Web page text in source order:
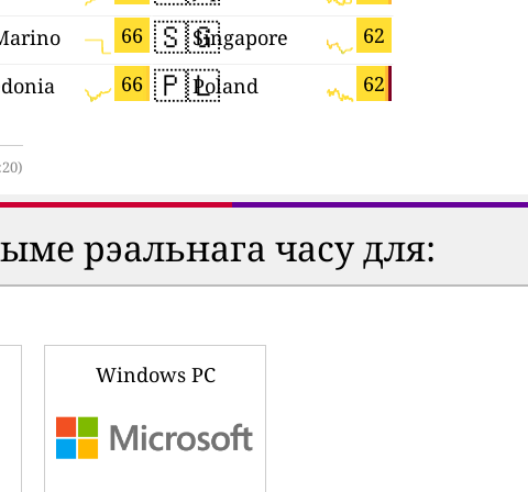
66
66
🇸🇬 62
Singapore
🇵🇱 62
Poland
рэальнага часу для:
Windows PC